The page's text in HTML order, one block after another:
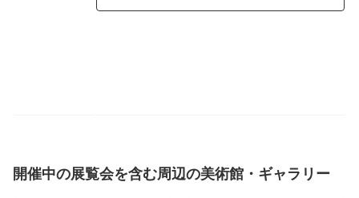
開催中の展覧会を含む周辺の美術館・ギャラリー